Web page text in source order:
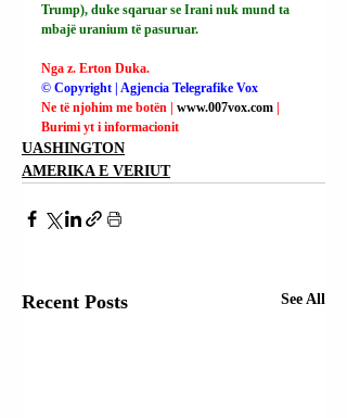
Trump), duke sqaruar se Irani nuk mund ta
mbajë uranium të pasuruar.
Nga z. Erton Duka.
© Copyright | Agjencia Telegrafike Vox
Ne të njohim me botën | www.007vox.com |
Burimi yt i informacionit
UASHINGTON
AMERIKA E VERIUT
Recent Posts See All